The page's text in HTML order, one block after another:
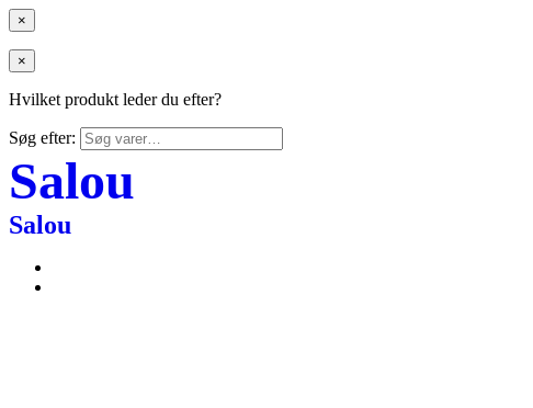
×
×
Hvilket produkt leder du efter?
Søg efter:
Salou
Salou